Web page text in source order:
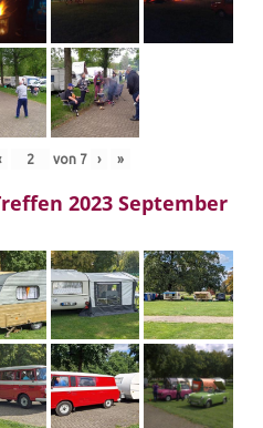
von 7 › »
2023 September